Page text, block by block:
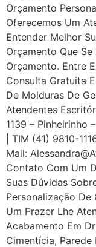
Orçamento
Oferecemos Um
Entender Melhor
Orçamento Que
Orçamento. Entre
Consulta Gratuita
De Molduras De
Atendentes
1139 – Pinheirinho
| TIM (41) 9810-
Mail:
Contato Com Um
Suas Dúvidas
Personalização De
Um Prazer Lhe
Acabamento Em
Cimentícia,